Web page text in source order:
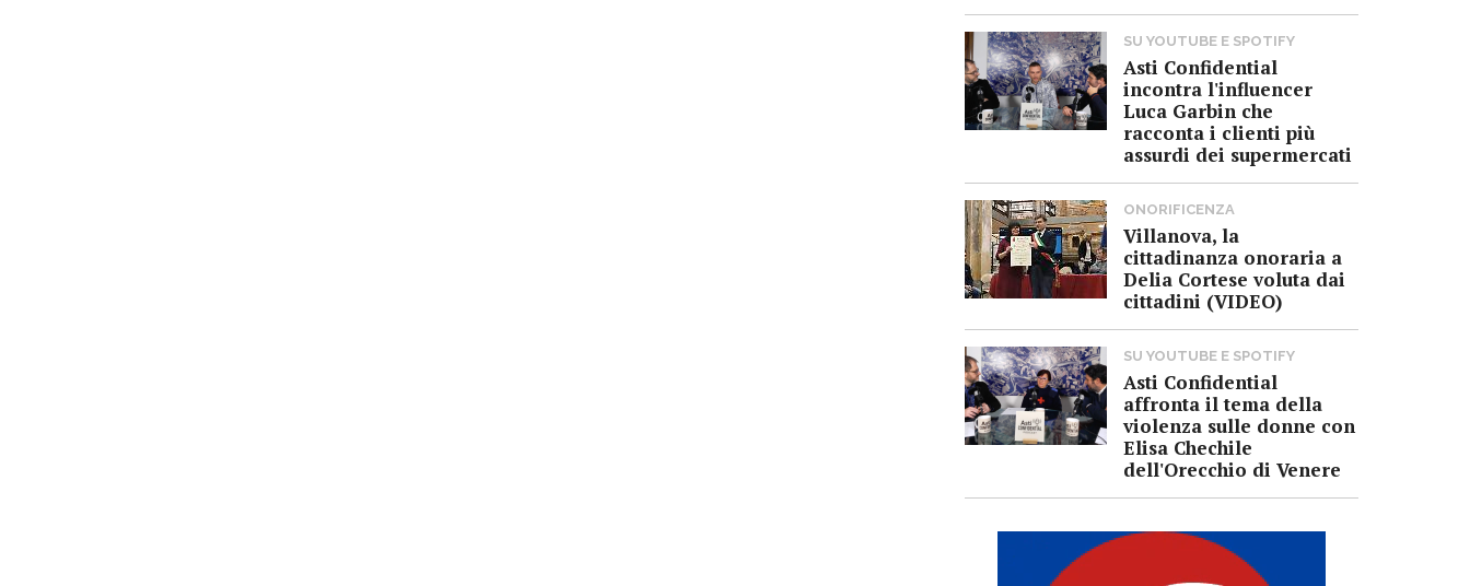
SU YOUTUBE E SPOTIFY
Asti Confidential
incontra l'influencer
Luca Garbin che
racconta i clienti più
assurdi dei supermercati
ONORIFICENZA
Villanova, la
cittadinanza onoraria a
Delia Cortese voluta dai
cittadini (VIDEO)
SU YOUTUBE E SPOTIFY
Asti Confidential
affronta il tema della
violenza sulle donne con
Elisa Chechile
dell'Orecchio di Venere